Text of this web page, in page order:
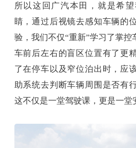
所以这回广汽本田，就是希
睛，通过后视镜去感知车辆的
验，我们不仅“重新”学习了掌控
车前后左右的盲区位置有了更
了在停车以及窄位泊出时，应
助系统去判断车辆周围是否有
这不仅是一堂驾驶课，更是一堂